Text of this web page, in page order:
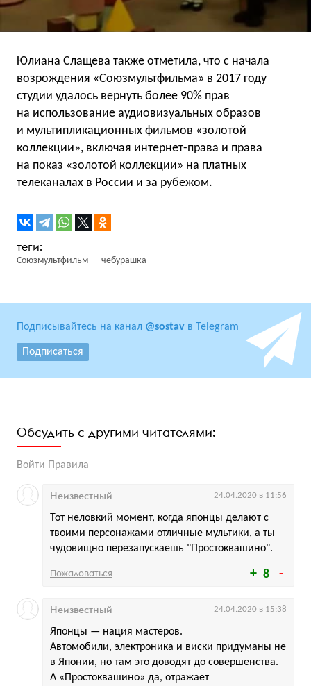
Юлиана Слащева также отметила, что с начала
возрождения «Союзмультфильма» в 2017 году
студии удалось вернуть более 90% прав
на использование аудиовизуальных образов
и мультипликационных фильмов «золотой
коллекции», включая интернет-права и права
на показ «золотой коллекции» на платных
телеканалах в России и за рубежом.
Союзмультфильм чебурашка
Подписывайтесь на канал @sostav в Telegram
Подписаться
Обсудить с другими читателями:
Войти Правила
8
Тот неловкий момент, когда японцы делают с
твоими персонажами отличные мультики, а ты
чудовищно перезапускаешь "Простоквашино".
Неизвестный 24.04.2020 в 11:56
Пожаловаться
Японцы — нация мастеров.
Автомобили, электроника и виски придуманы не
в Японии, но там это доводят до совершенства.
А «Простоквашино» да, отражает
Неизвестный 24.04.2020 в 15:38